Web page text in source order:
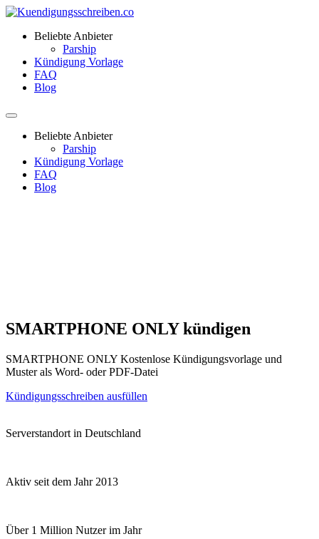
Beliebte Anbieter
Parship
Kündigung Vorlage
FAQ
Blog
Beliebte Anbieter
Parship
Kündigung Vorlage
FAQ
Blog
SMARTPHONE ONLY kündigen
SMARTPHONE ONLY Kostenlose Kündigungsvorlage und
Muster als Word- oder PDF-Datei
Kündigungsschreiben ausfüllen
Serverstandort in Deutschland
Aktiv seit dem Jahr 2013
Über 1 Million Nutzer im Jahr